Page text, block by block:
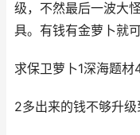
级，不然最后一波大
具。有钱有金萝卜就
求保卫萝卜1深海题材
2多出来的钱不够升